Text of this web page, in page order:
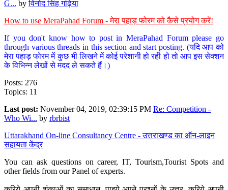
G... byविनोद सिंह गढ़िया
How to use MeraPahad Forum - मेरा पहाड़ फोरम को कैसे प्रयोग करें!
If you don't know how to post in MeraPahad Forum please go
through various threads in this section and start posting. (यदि आप को
मेरा पहाड़ फोरम में कुछ भी लिखने में कोई परेशानी हो रही हो तो आप इस सेक्शन
के विभिन्न लेखों से मदद ले सकते हैं।)
Posts: 276
Topics: 11
Last post: November 04, 2019, 02:39:15 PM Re: Competition -
Who Wi... by rbrbist
Uttarakhand On-line Consultancy Centre - उत्तराखण्ड का ऑन-लाइन
सहायता केंद्र
You can ask questions on career, IT, Tourism,Tourist Spots and
other fields from our Panel of experts.